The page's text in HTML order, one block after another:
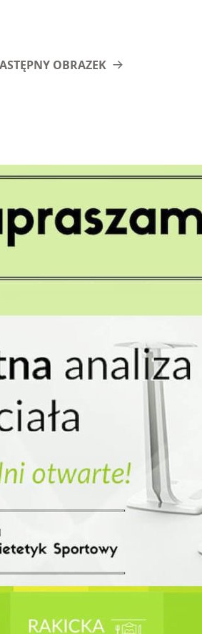
OBRAZEK